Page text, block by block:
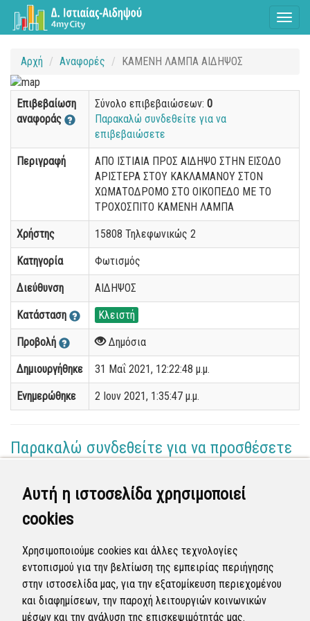
Αυτή η ιστοσελίδα χρησιμοποιεί
cookies
Χρησιμοποιούμε cookies και άλλες τεχνολογίες
εντοπισμού για την βελτίωση της εμπειρίας περιήγησης
στην ιστοσελίδα μας, για την εξατομίκευση περιεχομένου
και διαφημίσεων, την παροχή λειτουργιών κοινωνικών
μέσων και την ανάλυση της επισκεψιμότητάς μας.
Αρχή Αναφορές ΚΑΜΕΝΗ ΛΑΜΠΑ ΑΙΔΗΨΟΣ
Επιβεβαίωση
αναφοράς
Σύνολο επιβεβαιώσεων: 0
Παρακαλώ συνδεθείτε για να
επιβεβαιώσετε
Περιγραφή
ΑΠΟ ΙΣΤΙΑΙΑ ΠΡΟΣ ΑΙΔΗΨΟ ΣΤΗΝ ΕΙΣΟΔΟ
ΑΡΙΣΤΕΡΑ ΣΤΟΥ ΚΑΚΛΑΜΑΝΟΥ ΣΤΟΝ
ΧΩΜΑΤΟΔΡΟΜΟ ΣΤΟ ΟΙΚΟΠΕΔΟ ΜΕ ΤΟ
ΤΡΟΧΟΣΠΙΤΟ ΚΑΜΕΝΗ ΛΑΜΠΑ
Χρήστης 15808 Τηλεφωνικώς 2
Κατηγορία Φωτισμός
Διεύθυνση ΑΙΔΗΨΟΣ
Κατάσταση Κλειστή
Προβολή Δημόσια
Δημιουργήθηκε 31 Μαΐ 2021, 12:22:48 μ.μ.
Ενημερώθηκε 2 Ιουν 2021, 1:35:47 μ.μ.
Παρακαλώ συνδεθείτε για να προσθέσετε
(Επόπτης)
02 Ιουν 2021 - 12:57
Ολοκληρώθηκε η διεκπεραίωση της αναφοράς από
τον Δήμο.